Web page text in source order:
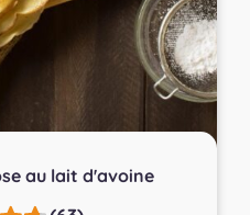
au lait d'avoine